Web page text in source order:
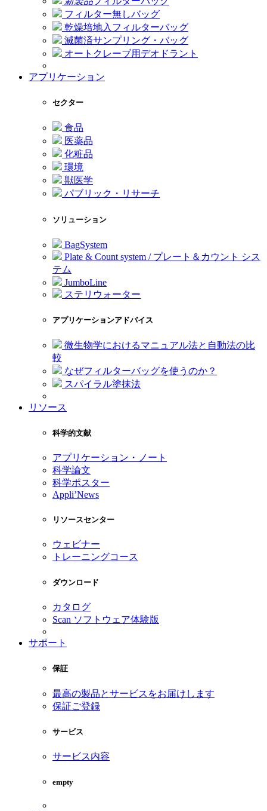
フィルター無しバッグ
乾燥培地入フィルターバッグ
滅菌済サンプリング・バッグ
オートクレーブ用デオドラント
アプリケーション
セクター
食品
医薬品
化粧品
環境
獣医学
パブリック・リサーチ
ソリューション
BagSystem
Plate & Count system / プレート＆カウント シス
テム
JumboLine
ステリウォーター
アプリケーションアドバイス
微生物学におけるマニュアル法と自動法の比
較
なぜフィルターバッグを使うのか？
スパイラル塗抹法
リソース
科学的文献
アプリケーション・ノート
科学論文
科学ポスター
Appli’News
リソースセンター
ウェビナー
トレーニングコース
ダウンロード
カタログ
Scan ソフトウェア体験版
サポート
保証
最高の製品とサービスをお届けします
保証ご登録
サービス
サービス内容
empty